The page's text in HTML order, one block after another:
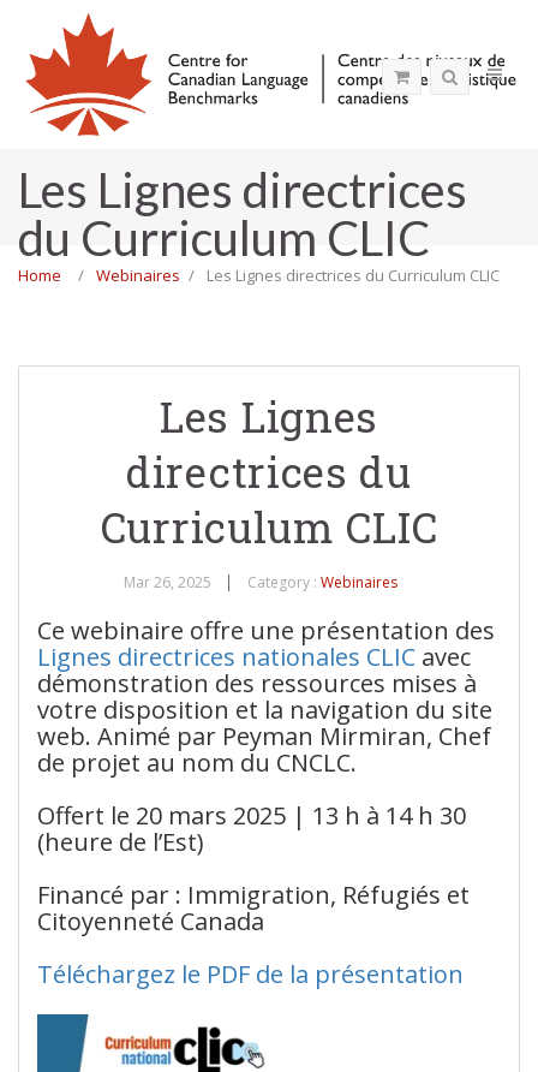
Les Lignes directrices
du Curriculum CLIC
Home Webinaires Les Lignes directrices du Curriculum CLIC
Les Lignes
directrices du
Curriculum CLIC
Mar 26, 2025 Category : Webinaires
Ce webinaire offre une présentation des
Lignes directrices nationales CLIC avec
démonstration des ressources mises à
votre disposition et la navigation du site
web. Animé par Peyman Mirmiran, Chef
de projet au nom du CNCLC.
Offert le 20 mars 2025 | 13 h à 14 h 30
(heure de l’Est)
Financé par : Immigration, Réfugiés et
Citoyenneté Canada
Téléchargez le PDF de la présentation